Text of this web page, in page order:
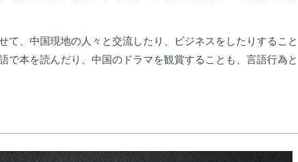
て、中国現地の人々と交流したり、ビジネスをしたりすること
で本を読んだり、中国のドラマを観賞することも、言語行為と